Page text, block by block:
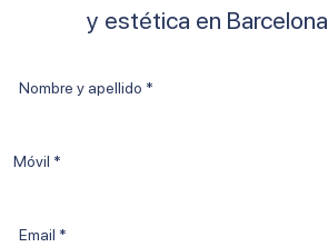
y estética en Barcelona